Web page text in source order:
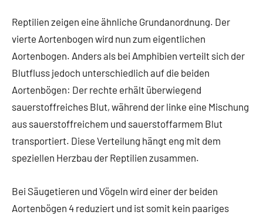
Reptilien zeigen eine ähnliche Grundanordnung. Der
vierte Aortenbogen wird nun zum eigentlichen
Aortenbogen. Anders als bei Amphibien verteilt sich der
Blutfluss jedoch unterschiedlich auf die beiden
Aortenbögen: Der rechte erhält überwiegend
sauerstoffreiches Blut, während der linke eine Mischung
aus sauerstoffreichem und sauerstoffarmem Blut
transportiert. Diese Verteilung hängt eng mit dem
speziellen Herzbau der Reptilien zusammen.
Bei Säugetieren und Vögeln wird einer der beiden
Aortenbögen 4 reduziert und ist somit kein paariges